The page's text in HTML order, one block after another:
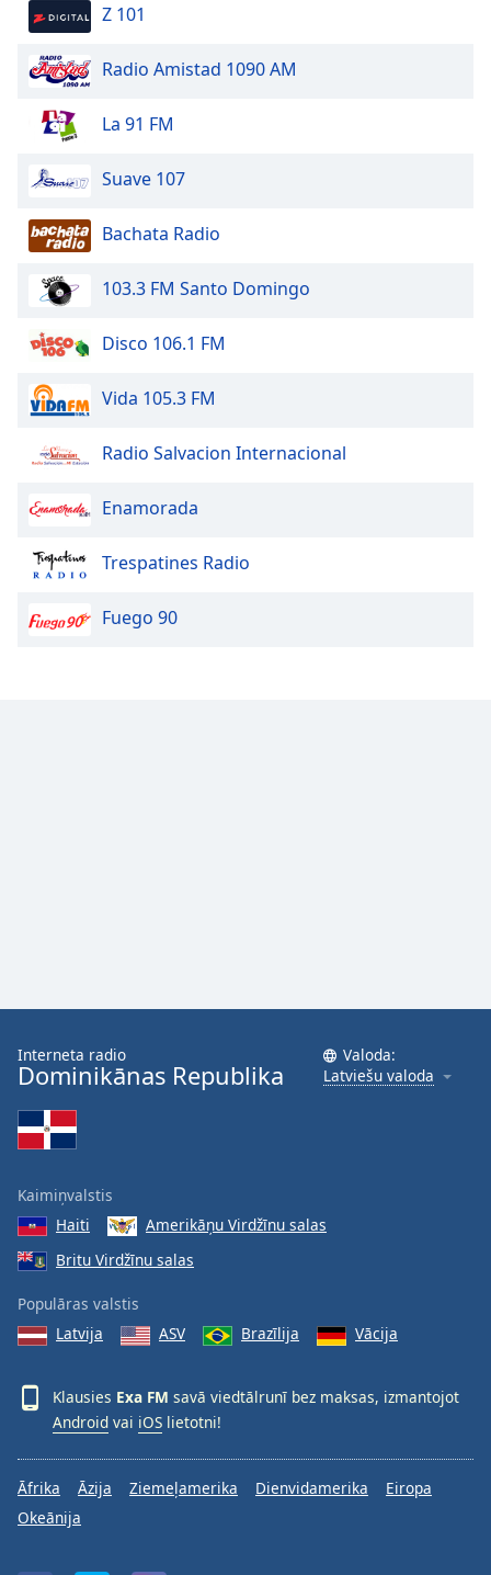
Text
Background
Color
Opacity
Caption
Area
Background
Opacity
Font
Size
Edge
Family
Z 101
Radio Amistad 1090 AM
La 91 FM
Suave 107
Bachata Radio
103.3 FM Santo Domingo
Disco 106.1 FM
Vida 105.3 FM
Radio Salvacion Internacional
Enamorada
Trespatines Radio
Fuego 90
Interneta radio
Dominikānas Republika
Valoda:
Latviešu valoda
Kaimiņvalstis
Haiti
Amerikāņu Virdžīnu salas
Britu Virdžīnu salas
Populāras valstis
Latvija
ASV Brazīlija Vācija
Klausies Exa FM savā viedtālrunī bez maksas, izmantojot
Android vai iOS lietotni!
Āfrika Āzija Ziemeļamerika Dienvidamerika
Eiropa
Okeānija